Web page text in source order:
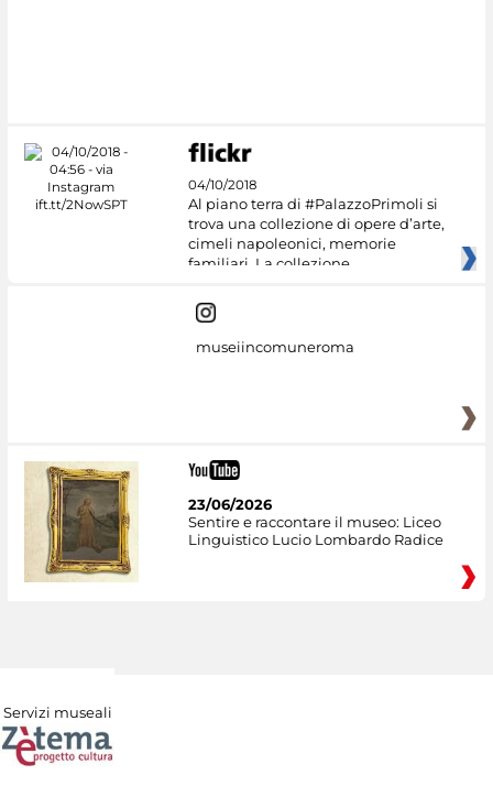
04/10/2018
Al piano terra di #PalazzoPrimoli si
trova una collezione di opere d’arte,
cimeli napoleonici, memorie
familiari. La collezione
museiincomuneroma
23/06/2026
Sentire e raccontare il museo: Liceo
Linguistico Lucio Lombardo Radice
Servizi museali